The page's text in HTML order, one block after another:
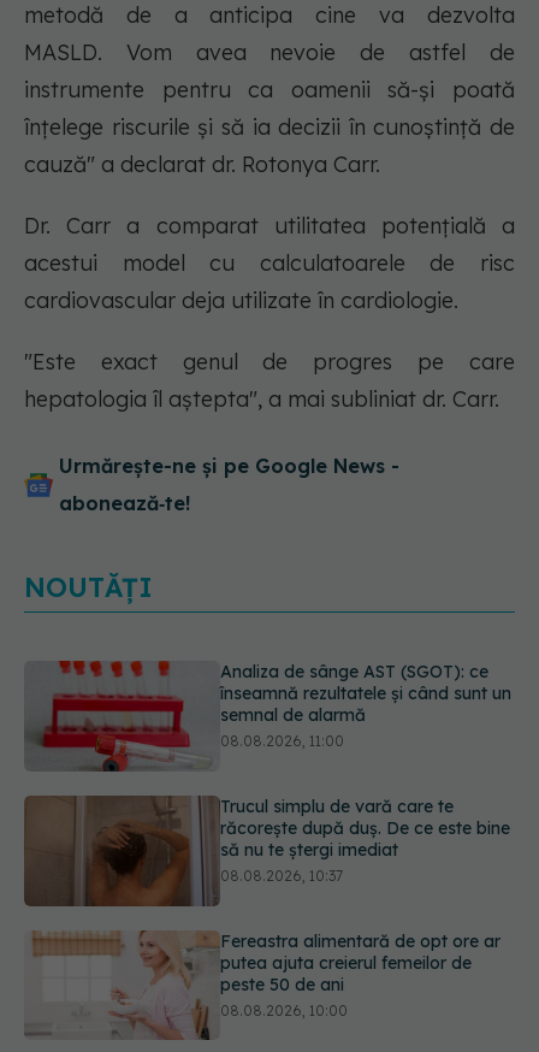
metodă de a anticipa cine va dezvolta
MASLD. Vom avea nevoie de astfel de
instrumente pentru ca oamenii să-și poată
înțelege riscurile și să ia decizii în cunoștință de
cauză" a declarat dr. Rotonya Carr.
Dr. Carr a comparat utilitatea potențială a
acestui model cu calculatoarele de risc
cardiovascular deja utilizate în cardiologie.
"Este exact genul de progres pe care
hepatologia îl aștepta", a mai subliniat dr. Carr.
Urmărește-ne și pe Google News -
abonează‑te!
NOUTĂȚI
Trucul simplu de vară care te
răcorește după duș. De ce este bine
să nu te ștergi imediat
08.08.2026, 10:37
Fereastra alimentară de opt ore ar
putea ajuta creierul femeilor de
peste 50 de ani
08.08.2026, 10:00
Ceaiul care ajută organismul să
lupte cu inflamația. Poate regla
glicemia și colesterolul
08.08.2026, 09:00